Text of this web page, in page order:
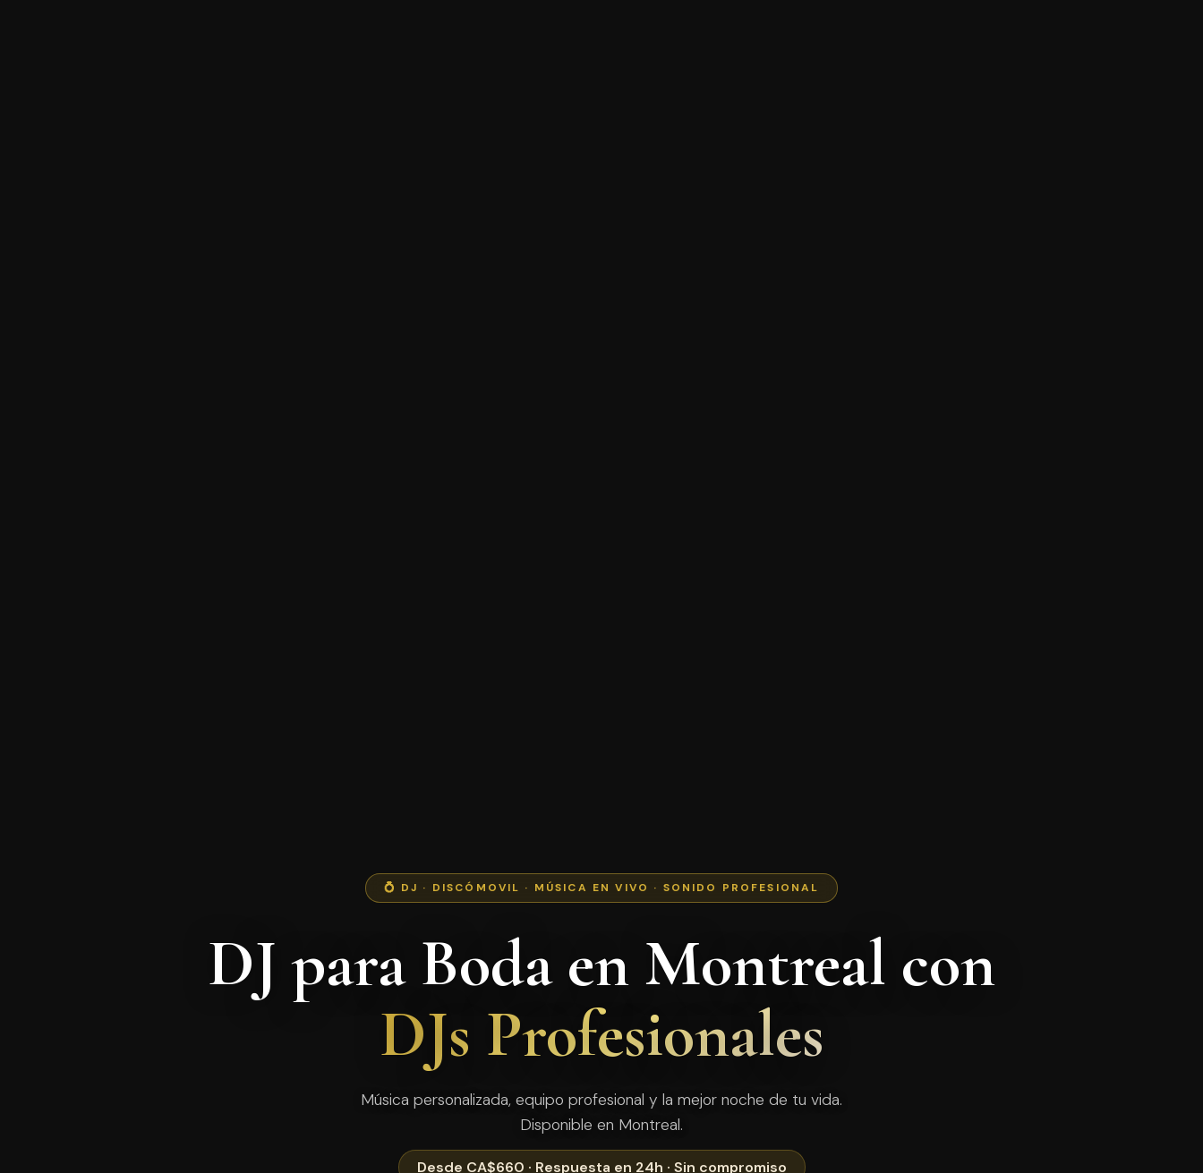
💍 DJ · DISCÓMOVIL · MÚSICA EN VIVO · SONIDO PROFESIONAL
DJ para Boda en Montreal con
DJs Profesionales
Música personalizada, equipo profesional y la mejor noche de tu vida.
Disponible en Montreal.
Desde CA$660 · Respuesta en 24h · Sin compromiso